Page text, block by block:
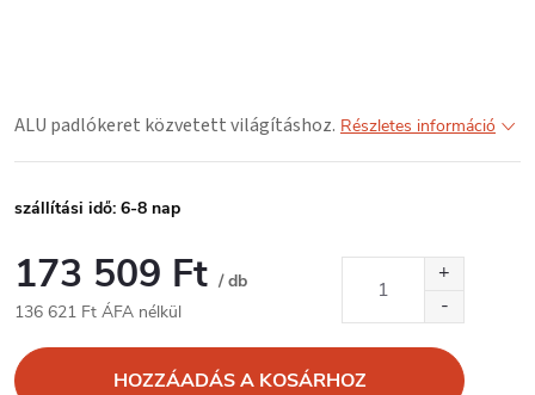
ALU padlókeret közvetett világításhoz. Részletes információ
szállítási idő: 6-8 nap
173 509 Ft / db
136 621 Ft ÁFA nélkül
HOZZÁADÁS A KOSÁRHOZ